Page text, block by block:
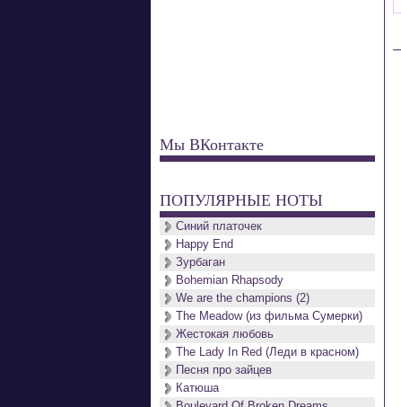
Мы ВКонтакте
ПОПУЛЯРНЫЕ НОТЫ
Синий платочек
Happy End
Зурбаган
Bohemian Rhapsody
We are the champions (2)
The Meadow (из фильма Сумерки)
Жестокая любовь
The Lady In Red (Леди в красном)
Песня про зайцев
Катюша